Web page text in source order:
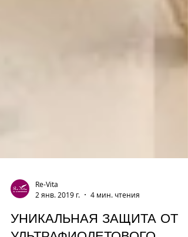
Re-Vita
4 мин. чтения